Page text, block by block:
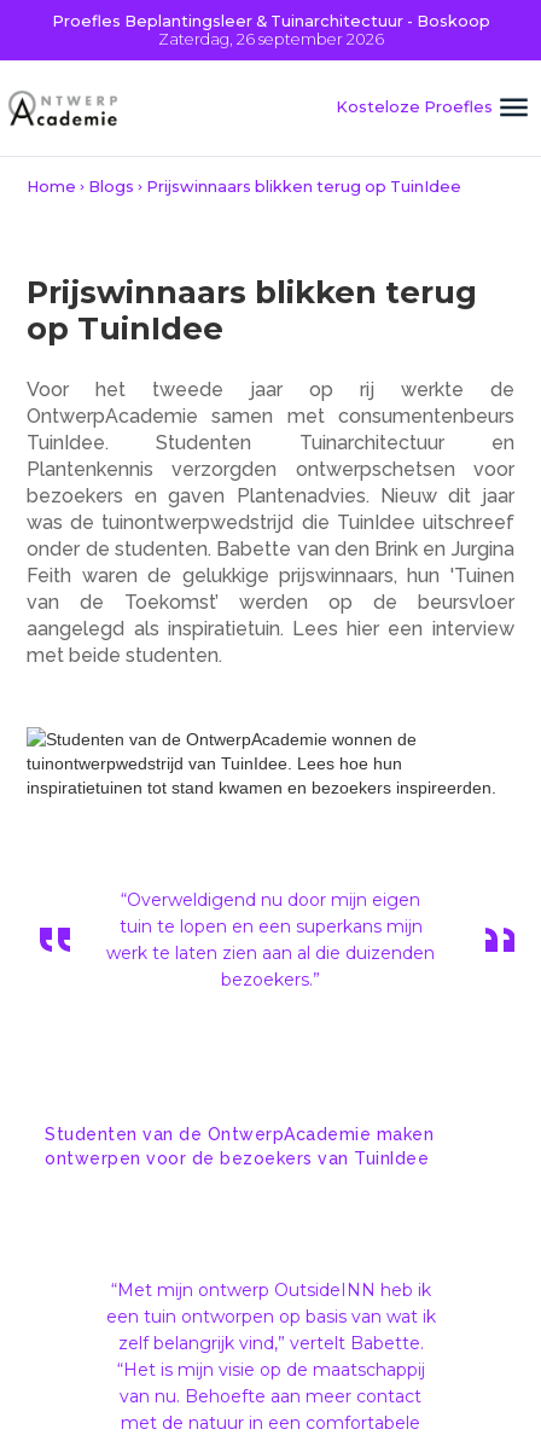
Proefles Beplantingsleer & Tuinarchitectuur - Boskoop
Zaterdag, 26 september 2026
Kosteloze Proefles
Home Blogs Prijswinnaars blikken terug op TuinIdee
Prijswinnaars blikken terug
op TuinIdee
Voor het tweede jaar op rij werkte de
OntwerpAcademie samen met consumentenbeurs
TuinIdee. Studenten Tuinarchitectuur en
Plantenkennis verzorgden ontwerpschetsen voor
bezoekers en gaven Plantenadvies. Nieuw dit jaar
was de tuinontwerpwedstrijd die TuinIdee uitschreef
onder de studenten. Babette van den Brink en Jurgina
Feith waren de gelukkige prijswinnaars, hun 'Tuinen
van de Toekomst’ werden op de beursvloer
aangelegd als inspiratietuin. Lees hier een interview
met beide studenten.
“Overweldigend nu door mijn eigen
tuin te lopen en een superkans mijn
werk te laten zien aan al die duizenden
bezoekers.”
Studenten van de OntwerpAcademie maken
ontwerpen voor de bezoekers van TuinIdee
“Met mijn ontwerp OutsideINN heb ik
een tuin ontworpen op basis van wat ik
zelf belangrijk vind,” vertelt Babette.
“Het is mijn visie op de maatschappij
van nu. Behoefte aan meer contact
met de natuur in een comfortabele